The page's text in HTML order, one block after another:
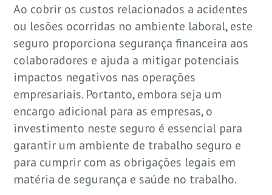
Ao cobrir os custos relacionados a acidentes
ou lesões ocorridas no ambiente laboral, este
seguro proporciona segurança financeira aos
colaboradores e ajuda a mitigar potenciais
impactos negativos nas operações
empresariais. Portanto, embora seja um
encargo adicional para as empresas, o
investimento neste seguro é essencial para
garantir um ambiente de trabalho seguro e
para cumprir com as obrigações legais em
matéria de segurança e saúde no trabalho.